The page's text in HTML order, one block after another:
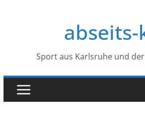
abseits-
Sport aus Karlsruhe und